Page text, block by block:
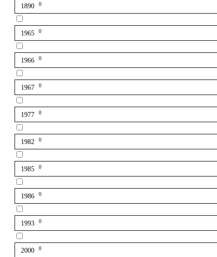
1890 0
1965 0
1966 0
1967 0
1977 0
1982 0
1985 0
1986 0
1993 0
2000 0